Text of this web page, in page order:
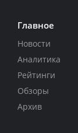
Главное
Новости
Аналитика
Рейтинги
Обзоры
Архив